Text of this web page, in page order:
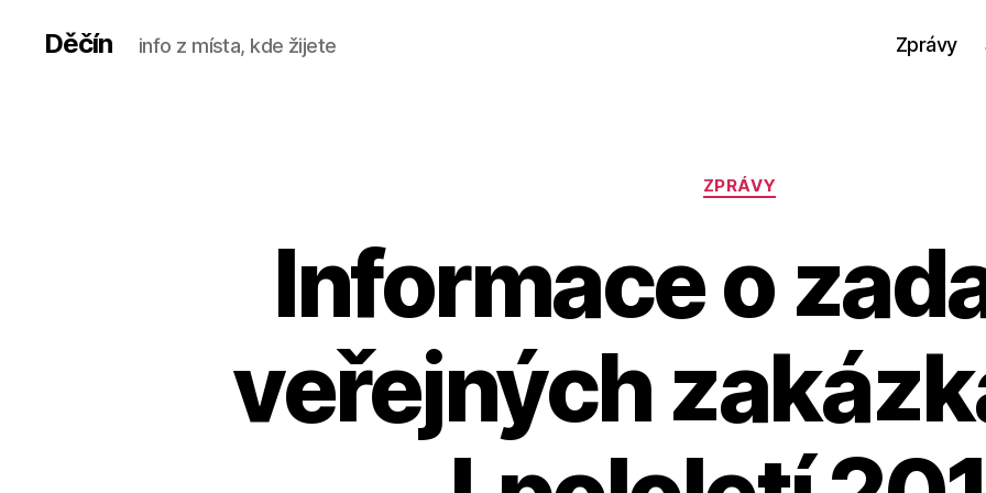
Děčín info z místa, kde žijete Zprávy
Rubriky
ZPRÁVY
Informace o
veřejných
u